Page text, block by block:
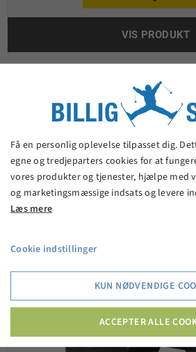
VIS PRODUKT
Få en personlig oplevelse tilpasset dig.
egne og tredjeparters cookies for at
vores produkter og tjenester, hjælpe med
og marketingsmæssige indsats og levere
Læs mere
Cookie indstillinger
KUN NØDVENDIGE
ACCEPTER ALLE